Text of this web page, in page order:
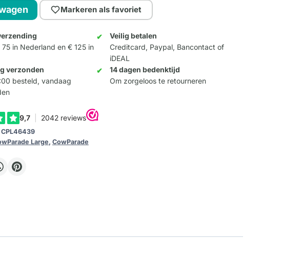
Markeren als favoriet
in Nederland en € 125 in
Veilig betalen
Creditcard, Paypal, Bancontact of
iDEAL
verzonden
besteld, vandaag
14 dagen bedenktijd
Om zorgeloos te retourneren
CPL46439
Large, CowParade